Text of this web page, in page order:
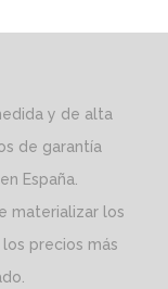
y de alta
de garantía
España.
materializar los
precios más